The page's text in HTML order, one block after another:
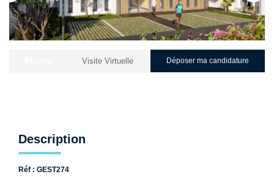
EXTRANET
CONTACT
Visite Virtuelle Déposer ma candidature
Description
Réf : GEST274